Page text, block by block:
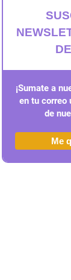
¡Sumate a
en tu correo
de
Me